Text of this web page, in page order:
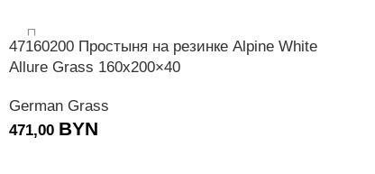
47160200 Простыня на резинке Alpine White
Allure Grass 160х200×40
German Grass
471,00 BYN